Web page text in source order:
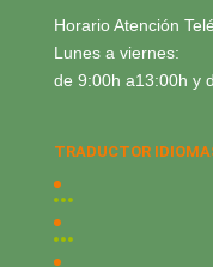
Horario Atención
Lunes a viernes:
de 9:00h a13:00h y
TRADUCTOR